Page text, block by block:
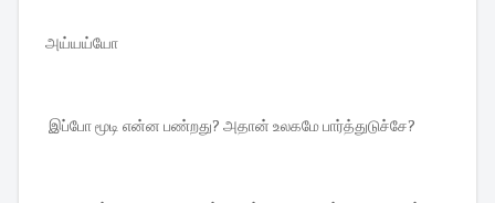
அய்யய்யோ
இப்போ மூடி என்ன பண்றது? அதான் உலகமே பார்த்துடுச்சே?